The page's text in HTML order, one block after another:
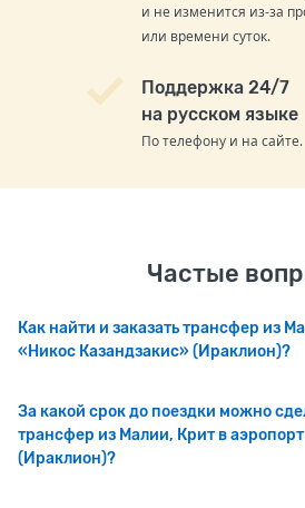
и не изменится из-за
или времени суток.
Поддержка 24/7
на русском языке
По телефону и на сайте.
Частые
Как найти и заказать трансфер из
«Никос Казандзакис» (Ираклион)?
За какой срок до поездки можно
трансфер из Малии, Крит в
(Ираклион)?